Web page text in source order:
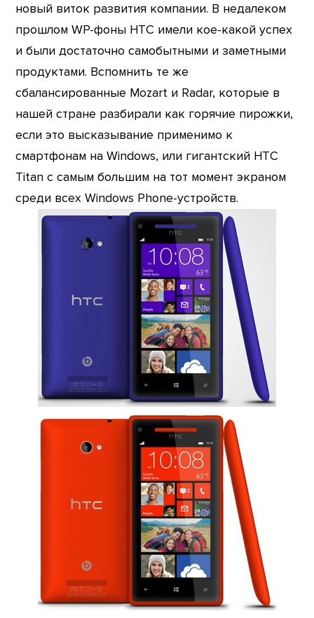
новый виток развития компании. В недалеком
прошлом WP-фоны HTC имели кое-какой успех
и были достаточно самобытными и заметными
продуктами. Вспомнить те же
сбалансированные Mozart и Radar, которые в
нашей стране разбирали как горячие пирожки,
если это высказывание применимо к
смартфонам на Windows, или гигантский HTC
Titan с самым большим на тот момент экраном
среди всех Windows Phone-устройств.